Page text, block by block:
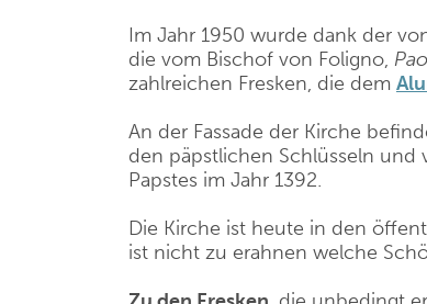
Im Jahr 1950 wurde dank der
die vom Bischof von Foligno,
zahlreichen Fresken, die dem
An der Fassade der Kirche
den päpstlichen Schlüsseln und
Papstes im Jahr 1392.
Die Kirche ist heute in den
ist nicht zu erahnen welche